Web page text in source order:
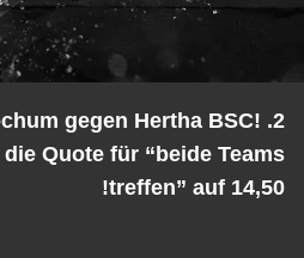
gegen Hertha BSC!
Quote für “beide Teams
treffen” auf 14,50!